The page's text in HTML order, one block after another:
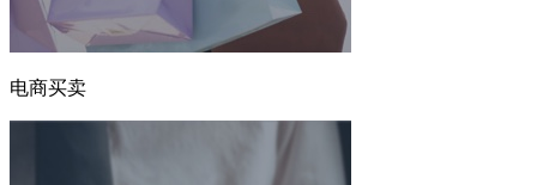
电商买卖